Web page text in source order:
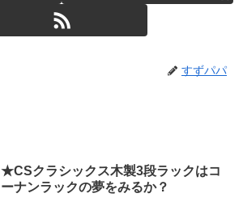
すずパパ
★CSクラシックス木製3段ラックはコ
ーナンラックの夢をみるか？